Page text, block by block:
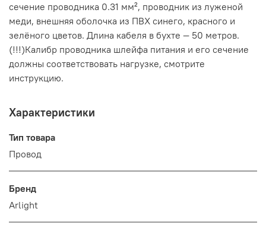
сечение проводника 0.31 мм², проводник из луженой
меди, внешняя оболочка из ПВХ синего, красного и
зелёного цветов. Длина кабеля в бухте — 50 метров.
(!!!)Калибр проводника шлейфа питания и его сечение
должны соответствовать нагрузке, смотрите
инструкцию.
Характеристики
Тип товара
Провод
Бренд
Arlight